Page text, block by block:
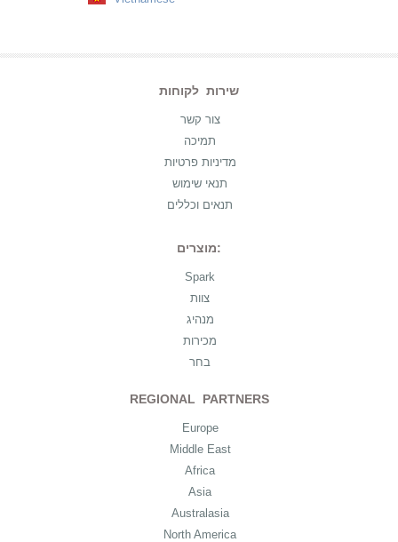
שירות לקוחות
צור קשר
תמיכה
מדיניות פרטיות
תנאי שימוש
תנאים וכללים
מוצרים:
Spark
צוות
מנהיג
מכירות
בחר
REGIONAL PARTNERS
Europe
Middle East
Africa
Asia
Australasia
North America